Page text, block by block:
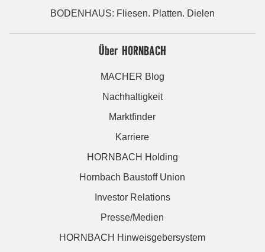
BODENHAUS: Fliesen. Platten. Dielen
Über HORNBACH
MACHER Blog
Nachhaltigkeit
Marktfinder
Karriere
HORNBACH Holding
Hornbach Baustoff Union
Investor Relations
Presse/Medien
HORNBACH Hinweisgebersystem